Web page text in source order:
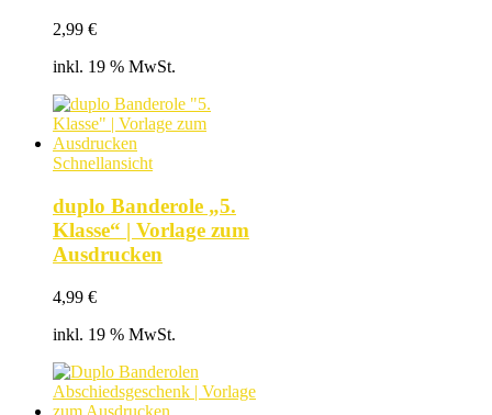
2,99 €
inkl. 19 % MwSt.
Schnellansicht
duplo Banderole „5.
Klasse“ | Vorlage zum
Ausdrucken
4,99 €
inkl. 19 % MwSt.